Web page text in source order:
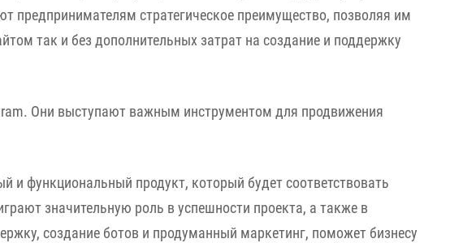
предпринимателям стратегическое преимущество, позволяя им
так и без дополнительных затрат на создание и поддержку
Они выступают важным инструментом для продвижения
функциональный продукт, который будет соответствовать
значительную роль в успешности проекта, а также в
создание ботов и продуманный маркетинг, поможет бизнесу